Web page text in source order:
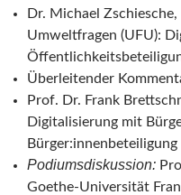
Dr. Michael
Umweltfragen (UFU):
Überleitender
Prof. Dr. Frank
Digitalisierung mit
Podiumsdiskussion:
Goethe-Universität